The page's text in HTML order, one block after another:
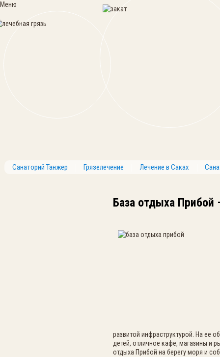
Меню
Санаторий Танжер Грязелечение Лечение в Саках
База отдыха
развитой инфраструктурой. На ее
детей, отличное кафе, магазины и
отдыха Прибой на берегу моря и